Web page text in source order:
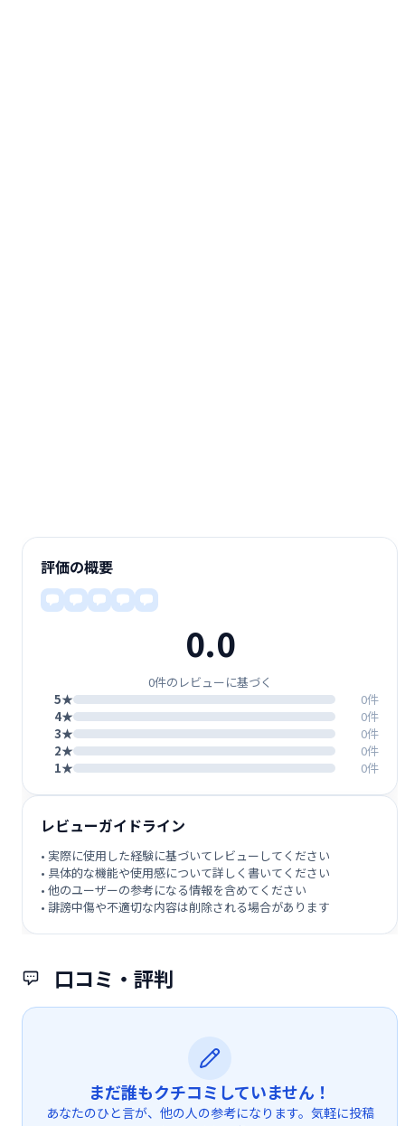
口コミ・評判
まだ誰もクチコミしていません！
あなたのひと言が、他の人の参考になります。気軽に投稿
評価の概要
0.0
0件のレビューに基づく
5★
0件
4★
0件
3★
0件
2★
0件
1★
0件
レビューガイドライン
• 実際に使用した経験に基づいてレビューしてください
• 具体的な機能や使用感について詳しく書いてください
• 他のユーザーの参考になる情報を含めてください
• 誹謗中傷や不適切な内容は削除される場合があります